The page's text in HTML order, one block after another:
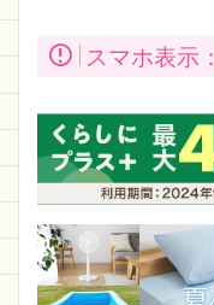
スマホ表示：